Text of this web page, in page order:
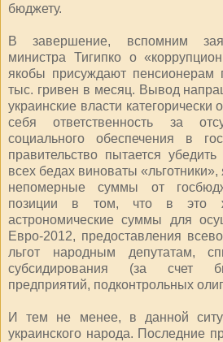
бюджету.
В завершение, вспомним
министра Тигипко о
якобы присуждают пенсионерам
тыс. гривен в месяц. Вывод
украинские власти категорически
себя ответственность за
социального обеспечения в
правительство пытается
всех бедах виноваты
непомерные суммы от
позиции в том, что в это
астрономические суммы для
Евро-2012, предоставления
льгот народным депутатам,
субсидирования (за счет
предприятий, подконтрольных
И тем не менее, в данной
украинского народа. Последние